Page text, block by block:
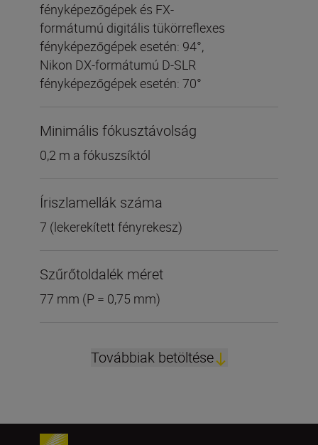
fényképezőgépek és FX-
formátumú digitális tükörreflexes
fényképezőgépek esetén: 94°,
Nikon DX-formátumú D-SLR
fényképezőgépek esetén: 70°
Minimális fókusztávolság
0,2 m a fókuszsíktól
Íriszlamellák száma
7 (lekerekített fényrekesz)
Szűrőtoldalék méret
77 mm (P = 0,75 mm)
Továbbiak betöltése